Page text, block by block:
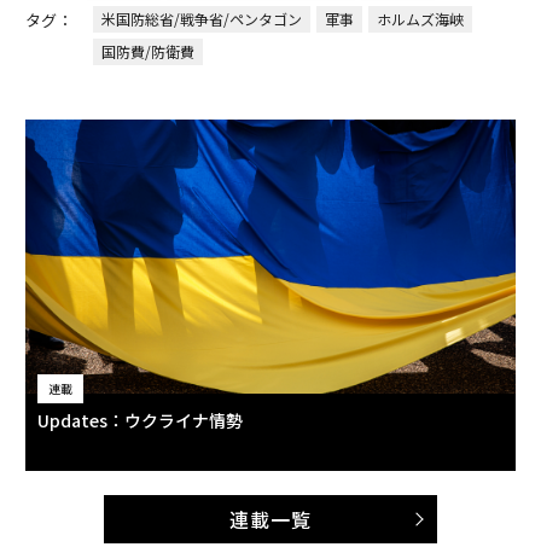
タグ：
米国防総省/戦争省/ペンタゴン
軍事
ホルムズ海峡
国防費/防衛費
連載
Updates：ウクライナ情勢
連載一覧